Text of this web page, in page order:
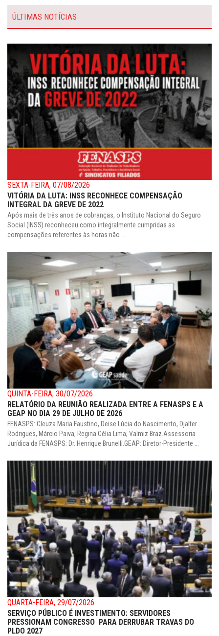
ÚLTIMAS NOTÍCIAS
SEXTA-FEIRA, 07/08/2026
VITÓRIA DA LUTA: INSS RECONHECE COMPENSAÇÃO
INTEGRAL DA GREVE DE 2022
Após mais de três anos de cobranças, o Instituto Nacional do Seguro
Social (INSS) reconheceu como integralmente cumpridas as
compensações referentes às horas não ...
QUINTA-FEIRA, 30/07/2026
RELATÓRIO DA REUNIÃO REALIZADA ENTRE A FENASPS E A
GEAP NO DIA 29 DE JULHO DE 2026
FENASPS: Cleuza Maria Faustino, Deise Lúcia do Nascimento, Djalter
Rodrigues, Márcio Paiva, Regina Célia Lima, Valmiz Braz.Assessoria
Jurídica da FENASPS: Dr. Henrique Brunelli.GEAP: Diretor-Presidente ...
QUARTA-FEIRA, 29/07/2026
SERVIÇO PÚBLICO É INVESTIMENTO: SERVIDORES
PRESSIONAM CONGRESSO PARA DERRUBAR TRAVAS DO
PLDO 2027